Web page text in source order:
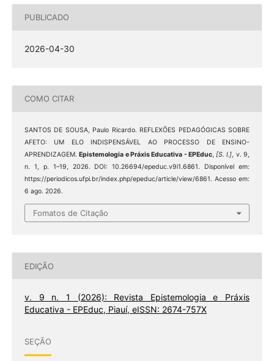
PUBLICADO
2026-04-30
COMO CITAR
SANTOS DE SOUSA, Paulo Ricardo. REFLEXÕES PEDAGÓGICAS SOBRE
AFETO: UM ELO INDISPENSÁVEL AO PROCESSO DE ENSINO-
APRENDIZAGEM.Epistemologia e Práxis Educativa - EPEduc,[S. l.], v. 9,
n. 1, p. 1–19, 2026. DOI: 10.26694/epeduc.v9i1.6861. Disponível em:
https://periodicos.ufpi.br/index.php/epeduc/article/view/6861. Acesso em:
6 ago. 2026.
Fomatos de Citação
EDIÇÃO
v. 9 n. 1 (2026): Revista Epistemologia e Práxis
Educativa - EPEduc, Piauí, eISSN: 2674-757X
SEÇÃO